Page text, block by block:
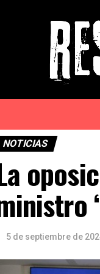
NOTICIAS
5 de septiembre de